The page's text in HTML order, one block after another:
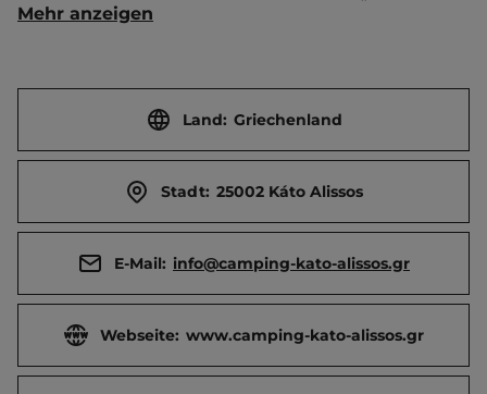
Etappenplatz. In HS stark frequentiert. Öffentlicher
Touristen-/Dauerstellplätze 60/0.
Mehr anzeigen
Land: Griechenland
Stadt: 25002 Káto Alissos
E-Mail: info@camping-kato-alissos.gr
Webseite: www.camping-kato-alissos.gr